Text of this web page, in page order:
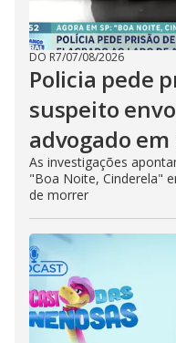
DO R7/07/08/2026
Policia pede
suspeito
advogado em
As investigações
"Boa Noite, Cinderela"
de morrer